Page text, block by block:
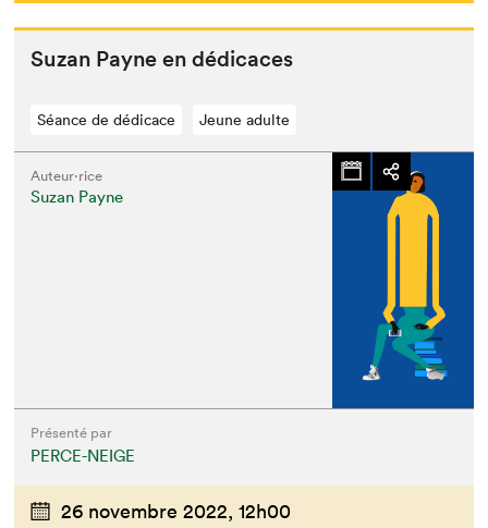
Suzan Payne en dédicaces
Séance de dédicace Jeune adulte
Auteur·rice
Suzan Payne
Présenté par
PERCE-NEIGE
26 novembre 2022, 12h00